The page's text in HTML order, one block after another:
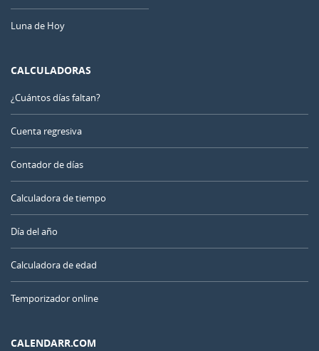
Luna de Hoy
CALCULADORAS
¿Cuántos días faltan?
Cuenta regresiva
Contador de días
Calculadora de tiempo
Día del año
Calculadora de edad
Temporizador online
CALENDARR.COM